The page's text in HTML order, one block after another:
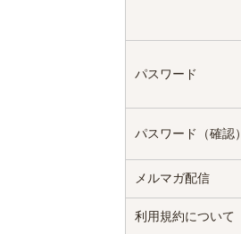
パスワード
パスワード（確認）
メルマガ配信
利用規約について